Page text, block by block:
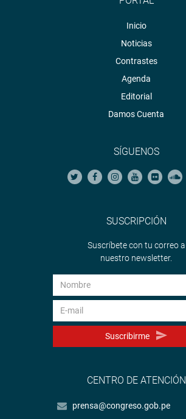
Inicio
Noticias
Contrastes
Agenda
Editorial
Damos Cuenta
SÍGUENOS
SUSCRIPCIÓN
Suscríbete con tu correo a
nuestro newsletter.
Suscribirme
CENTRO DE ATENCIÓN
prensa@congreso.gob.pe